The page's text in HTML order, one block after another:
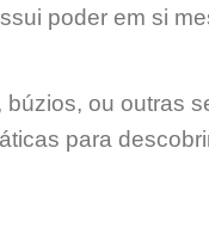
poder em si
ou outras
para